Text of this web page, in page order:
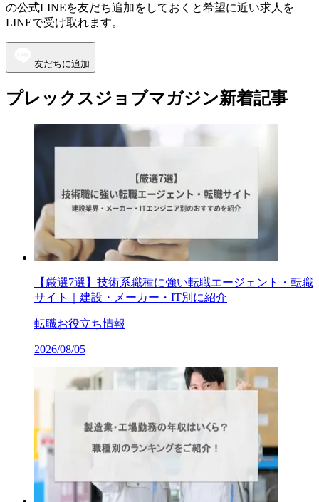
の公式LINEを友だち追加をしておくと希望に近い求人を
LINEで受け取れます。
友だちに追加
プレックスジョブマガジン新着記事
【厳選7選】技術系職種に強い転職エージェント・転職
サイト｜建設・メーカー・IT別に紹介
転職お役立ち情報
2026/08/05